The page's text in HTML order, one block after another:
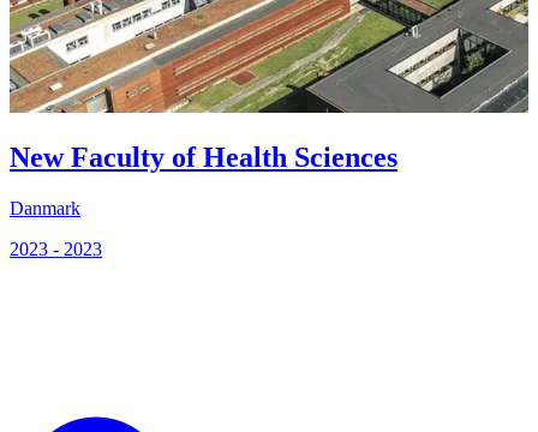
New Faculty of Health Sciences
Danmark
2023 - 2023